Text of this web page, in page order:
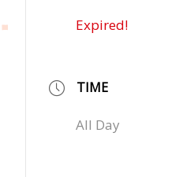
Expired!
TIME
All Day